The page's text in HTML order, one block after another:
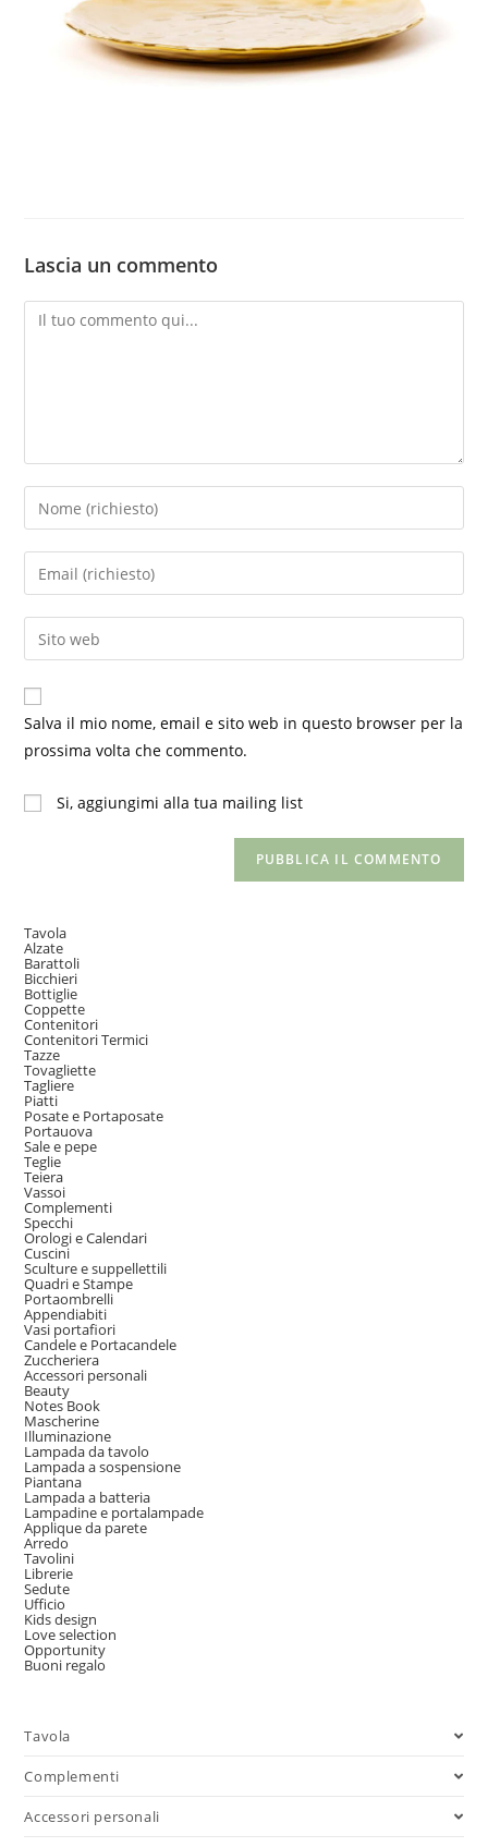
Lascia un commento
Commento
Inserisci
il
tuo
nome
nome
utente
per
commentare
Inserisci
il
tuo
indirizzo
per
commentare
Inserisci
l'URL
del
sito
(facoltativo)
Salva il mio nome, email e sito web in questo browser per la
prossima volta che commento.
Si, aggiungimi alla tua mailing list
Tavola
Alzate
Barattoli
Bicchieri
Bottiglie
Coppette
Contenitori
Contenitori Termici
Tazze
Tovagliette
Tagliere
Piatti
Posate e Portaposate
Portauova
Sale e pepe
Teglie
Teiera
Vassoi
Complementi
Specchi
Orologi e Calendari
Cuscini
Sculture e suppellettili
Quadri e Stampe
Portaombrelli
Appendiabiti
Vasi portafiori
Candele e Portacandele
Zuccheriera
Accessori personali
Beauty
Notes Book
Mascherine
Illuminazione
Lampada da tavolo
Lampada a sospensione
Piantana
Lampada a batteria
Lampadine e portalampade
Applique da parete
Arredo
Tavolini
Librerie
Sedute
Ufficio
Kids design
Love selection
Opportunity
Buoni regalo
Tavola
Complementi
Accessori personali